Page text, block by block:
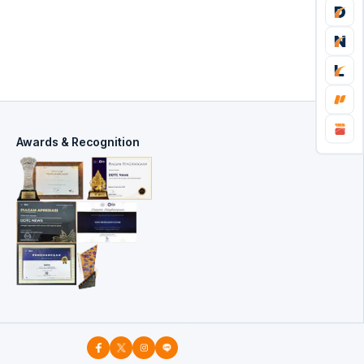
Awards & Recognition